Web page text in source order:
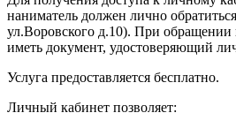
наниматель должен лично
ул.Воровского д.10). При обращении
иметь документ, удостоверяющий
Услуга предоставляется бесплатно.
Личный кабинет позволяет: